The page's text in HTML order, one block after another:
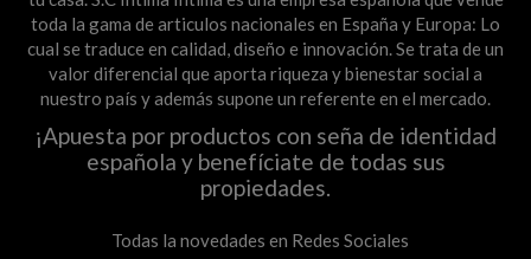
toda la gama de articulos nacionales en España y Europa: Lo
cual se traduce en calidad, diseño e innovación. Se trata de un
valor diferencial que aporta riqueza y bienestar social a
nuestro país y además supone un referente en el mercado.
¡Apuesta por productos con seña de identidad
española y benefíciate de todas sus
propiedades.
Todas la novedades en Redes Sociales